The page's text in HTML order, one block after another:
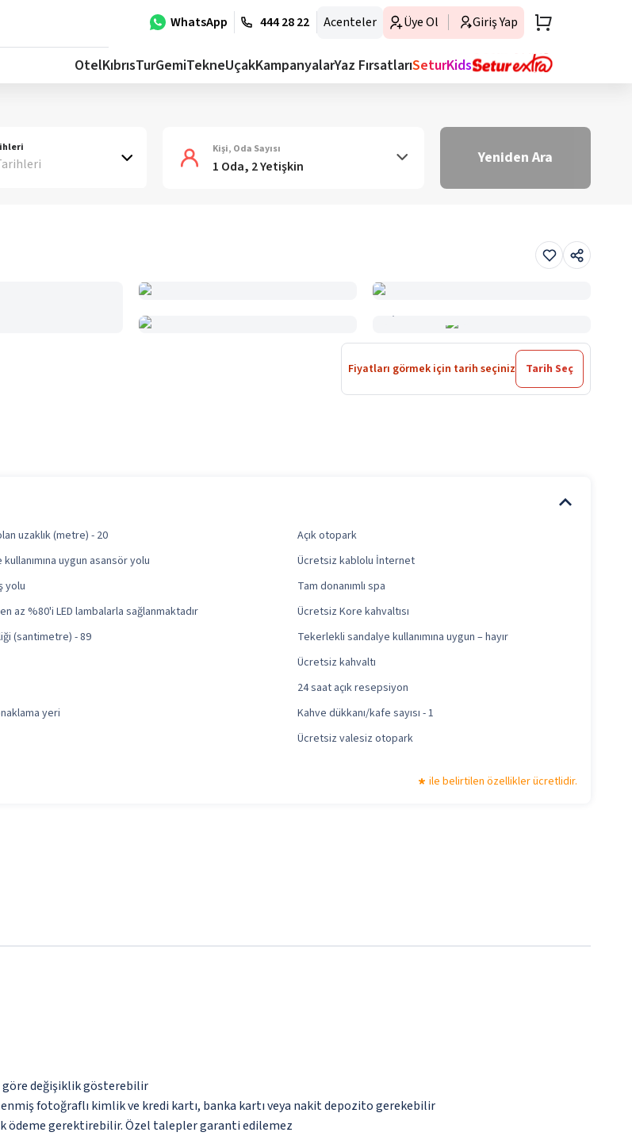
WhatsApp 444 28 22 Acenteler Üye Ol Giriş Yap
OtelKıbrısTurGemiTekneUçakKampanyalarYaz FırsatlarıSeturKids
Kişi, Oda Sayısı
1 Oda, 2 Yetişkin Yeniden Ara
Fiyatları görmek için tarih seçiniz Tarih Seç
uzaklık (metre) - 20
Açık otopark
uygun asansör yolu
Ücretsiz kablolu İnternet
yolu
Tam donanımlı spa
az %80'i LED lambalarla sağlanmaktadır
Ücretsiz Kore kahvaltısı
(santimetre) - 89
Tekerlekli sandalye kullanımına uygun – hayır
Ücretsiz kahvaltı
24 saat açık resepsiyon
yeri
Kahve dükkanı/kafe sayısı - 1
Ücretsiz valesiz otopark
ile belirtilen özellikler ücretlidir.
göre değişiklik gösterebilir
fotoğraflı kimlik ve kredi kartı, banka kartı veya nakit depozito gerekebilir
ödeme gerektirebilir. Özel talepler garanti edilemez